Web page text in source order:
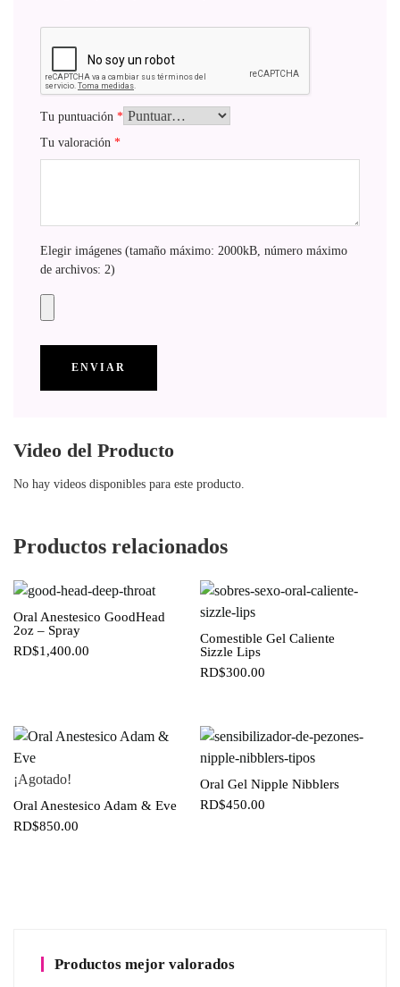
Tu puntuación *
Tu valoración *
Elegir imágenes (tamaño máximo: 2000kB, número máximo
de archivos: 2)
Video del Producto
No hay videos disponibles para este producto.
Productos relacionados
Oral Anestesico GoodHead
2oz – Spray
RD$1,400.00
Comestible Gel Caliente
Sizzle Lips
RD$300.00
¡Agotado!
Oral Anestesico Adam & Eve
RD$850.00
Oral Gel Nipple Nibblers
RD$450.00
Productos mejor valorados